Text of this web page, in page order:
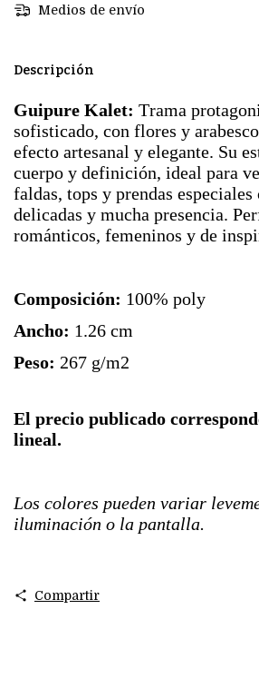
Medios de envío
Descripción
Guipure Kalet: Trama
sofisticado, con flores y
efecto artesanal y elegante. Su
cuerpo y definición, ideal para
faldas, tops y prendas
delicadas y mucha presencia.
románticos, femeninos y de
Composición: 100% poly
Ancho: 1.26 cm
Peso: 267 g/m2
El precio publicado
lineal.
Los colores pueden variar
iluminación o la pantalla.
Compartir